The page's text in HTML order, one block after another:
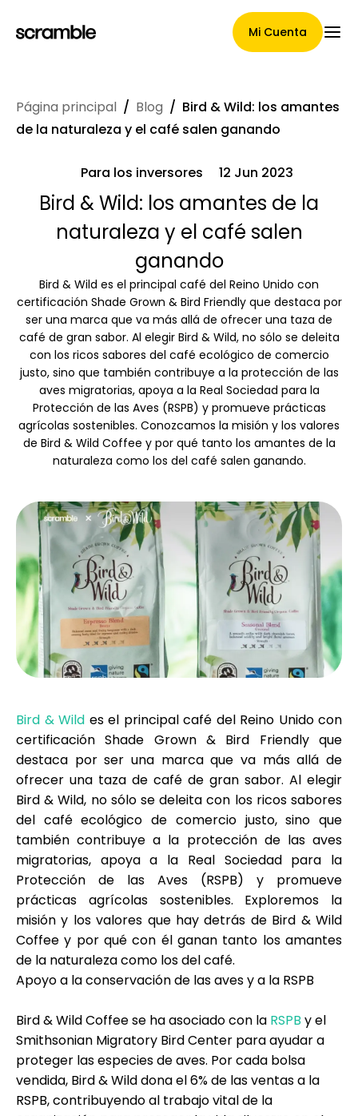
Mi Cuenta
Página Principal
Términos de asignación de
reclamaciones
Galería de marcas
Selección de marca
Calculadoras
Historial de Rondas
Blog
Contáctenos
Ayuda
Mi Cuenta
Obtener financiación
ask@scrambleup.com
Página principal / Blog / Bird & Wild: los amantes
de la naturaleza y el café salen ganando
Para los inversores 12 Jun 2023
Bird & Wild: los amantes de la
naturaleza y el café salen
ganando
Bird & Wild es el principal café del Reino Unido con
certificación Shade Grown & Bird Friendly que destaca por
ser una marca que va más allá de ofrecer una taza de
café de gran sabor. Al elegir Bird & Wild, no sólo se deleita
con los ricos sabores del café ecológico de comercio
justo, sino que también contribuye a la protección de las
aves migratorias, apoya a la Real Sociedad para la
Protección de las Aves (RSPB) y promueve prácticas
agrícolas sostenibles. Conozcamos la misión y los valores
de Bird & Wild Coffee y por qué tanto los amantes de la
naturaleza como los del café salen ganando.
Bird & Wild es el principal café del Reino Unido con
certificación Shade Grown & Bird Friendly que
destaca por ser una marca que va más allá de
ofrecer una taza de café de gran sabor. Al elegir
Bird & Wild, no sólo se deleita con los ricos sabores
del café ecológico de comercio justo, sino que
también contribuye a la protección de las aves
migratorias, apoya a la Real Sociedad para la
Protección de las Aves (RSPB) y promueve
prácticas agrícolas sostenibles. Exploremos la
misión y los valores que hay detrás de Bird & Wild
Coffee y por qué con él ganan tanto los amantes
de la naturaleza como los del café.
Apoyo a la conservación de las aves y a la RSPB
Bird & Wild Coffee se ha asociado con la RSPB y el
Smithsonian Migratory Bird Center para ayudar a
proteger las especies de aves. Por cada bolsa
vendida, Bird & Wild dona el 6% de las ventas a la
RSPB, contribuyendo al trabajo vital de la